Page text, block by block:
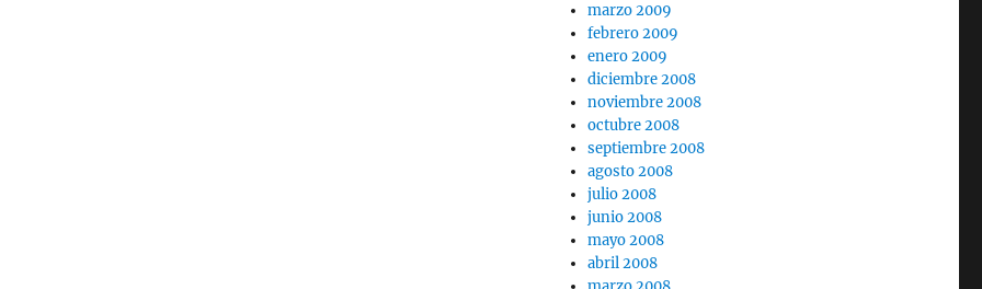
marzo 2009
febrero 2009
enero 2009
diciembre 2008
noviembre 2008
octubre 2008
septiembre 2008
agosto 2008
julio 2008
junio 2008
mayo 2008
abril 2008